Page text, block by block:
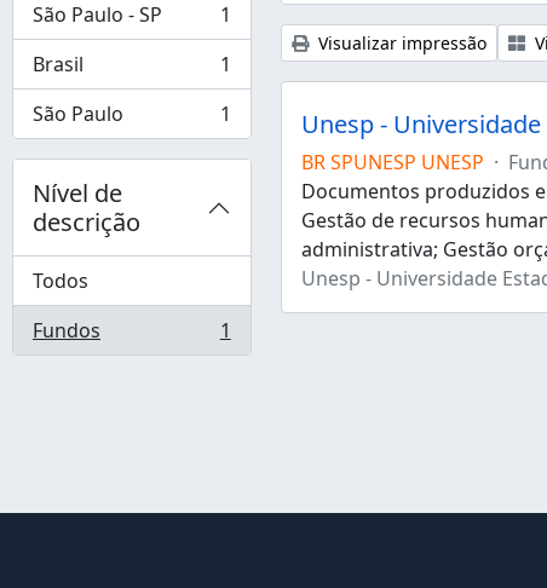
São Paulo - SP
, 1 resultados
1
Brasil
, 1 resultados
1
São Paulo
, 1 resultados 1
Nível de
descrição
Todos
Fundos
, 1 resultados 1
Visualizar impressão
Unesp -
BR SPUNESP UNESP ·
Documentos produzidos
Gestão de recursos
administrativa; Gestão
Unesp - Universidade